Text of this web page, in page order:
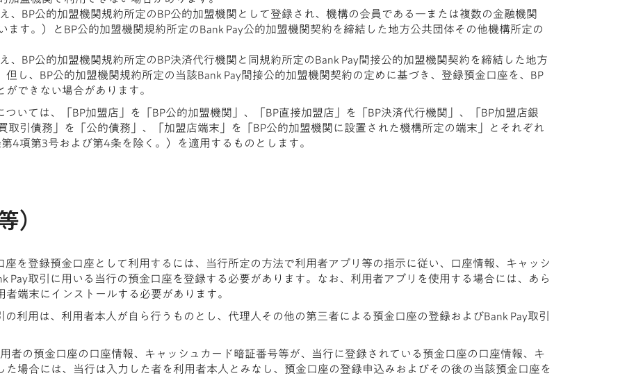
、BP公的加盟機関規約所定のBP公的加盟機関として登録され、機構の会員である一または複数の金融機関
ます。）とBP公的加盟機関規約所定のBank Pay公的加盟機関契約を締結した地方公共団体その他機構所定の
、BP公的加盟機関規約所定のBP決済代行機関と同規約所定のBank Pay間接公的加盟機関契約を締結した地方
し、BP公的加盟機関規約所定の当該Bank Pay間接公的加盟機関契約の定めに基づき、登録預金口座を、BP
できない場合があります。
ついては、「BP加盟店」を「BP公的加盟機関」、「BP直接加盟店」を「BP決済代行機関」、「BP加盟店銀
取引債務」を「公的債務」、「加盟店端末」を「BP公的加盟機関に設置された機構所定の端末」とそれぞれ
4項第3号および第4条を除く。）を適用するものとします。
）
座を登録預金口座として利用するには、当行所定の方法で利用者アプリ等の指示に従い、口座情報、キャッシ
Pay取引に用いる当行の預金口座を登録する必要があります。なお、利用者アプリを使用する場合には、あら
端末にインストールする必要があります。
の利用は、利用者本人が自ら行うものとし、代理人その他の第三者による預金口座の登録およびBank Pay取引
者の預金口座の口座情報、キャッシュカード暗証番号等が、当行に登録されている預金口座の口座情報、キ
た場合には、当行は入力した者を利用者本人とみなし、預金口座の登録申込みおよびその後の当該預金口座を